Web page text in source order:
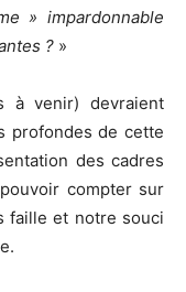
» impardonnable
? »
à venir) devraient
profondes de cette
des cadres
compter sur
faille et notre souci